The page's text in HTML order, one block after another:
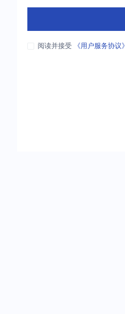
阅读并接受 《用户服务协议》